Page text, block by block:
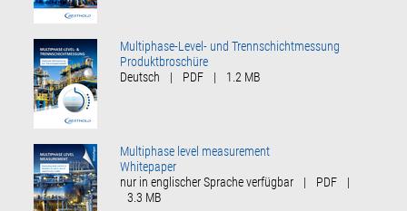
Multiphase-Level- und Trennschichtmessung
Produktbroschüre
Deutsch
| PDF | 1.2 MB
Multiphase level measurement
Whitepaper
nur in englischer Sprache verfügbar
| PDF
|
3.3 MB